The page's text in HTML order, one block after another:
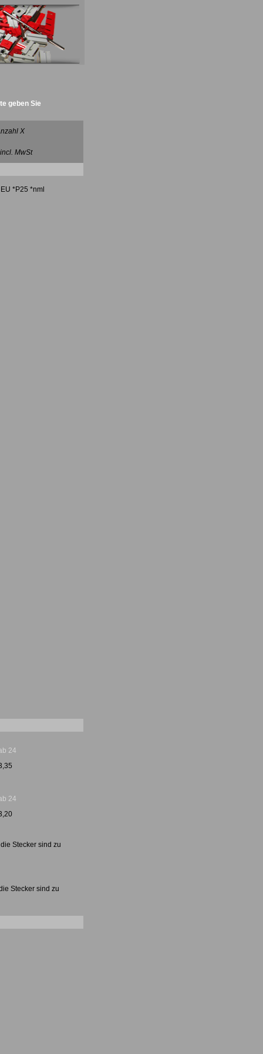
geben Sie
X
MwSt
*P25 *nml
24
24
Stecker sind zu
Stecker sind zu